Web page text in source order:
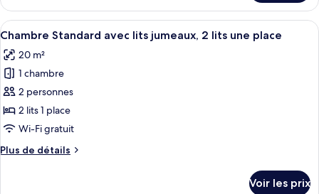
très
grand
lit
et
1
canapé-
lit
le
type
de
Chambre
Standard,
très
grand
lit
et
1
Afficher
toutes
les
photos
pour
ce
type
chambre :
Une chambre d’hôtel avec deux
10
Chambre Standard avec lits jumeaux, 2 lits une place
20 m²
1 chambre
2 personnes
2 lits 1 place
Wi-Fi gratuit
Plus de détails
Plus
Voir les prix